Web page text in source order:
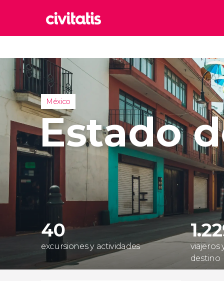
Italia
Reino
Reino
Turquía
México
Estado
40
excursiones y actividades
viajeros
destino